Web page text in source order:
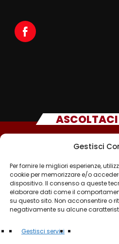
Gestisci
Per fornire le migliori esperienze,
cookie per memorizzare e/o
dispositivo. Il consenso a queste
elaborare dati come il
su questo sito. Non acconsentire o
negativamente su alcune
Gestisci servizi